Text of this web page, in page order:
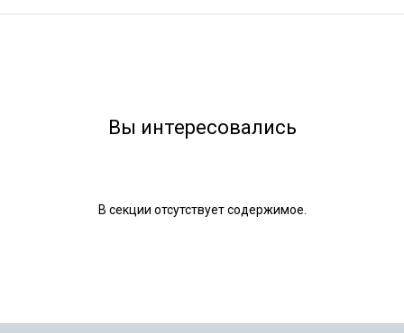
Вы интересовались
В секции отсутствует содержимое.